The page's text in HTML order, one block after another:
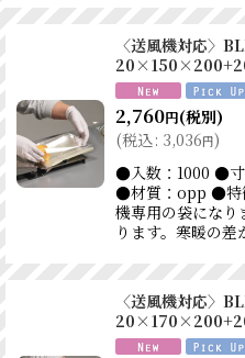
〈送風機対応〉
2,760円(税別)
(税込: 3,036円)
●入数：1000 ●
●材質：opp ●特
機専用の袋になり
ります。寒暖の
〈送風機対応〉